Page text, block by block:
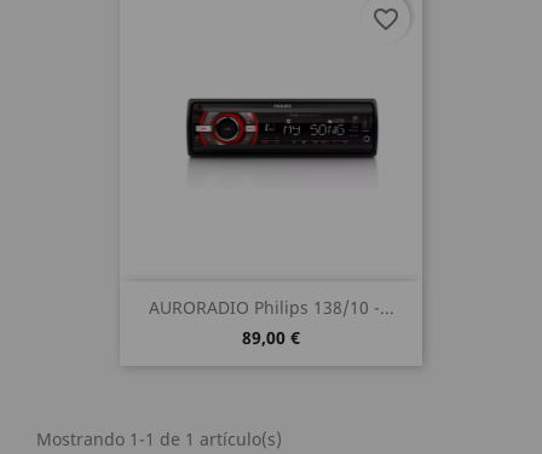
AURORADIO Philips 138/10 -...
89,00 €
favorite_border
Mostrando 1-1 de 1 artículo(s)